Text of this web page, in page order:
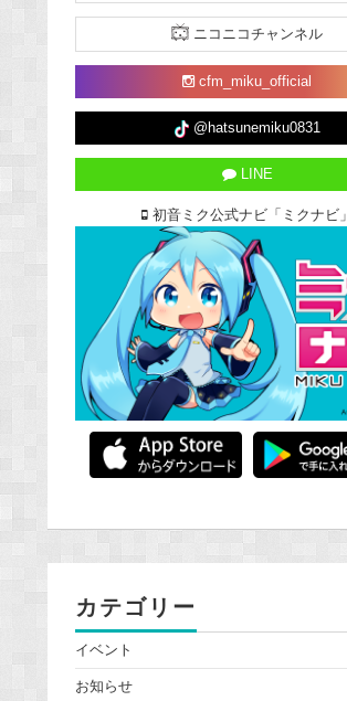
ニコニコチャンネル
cfm_miku_official
@hatsunemiku0831
LINE
初音ミク公式ナビ「ミクナビ」
カテゴリー
イベント
お知らせ